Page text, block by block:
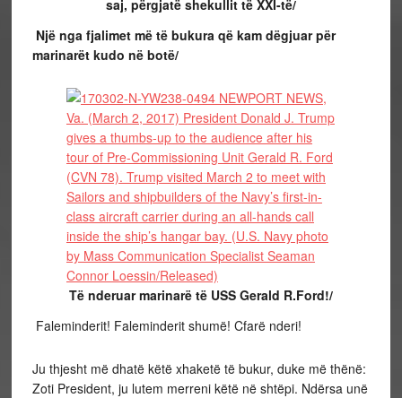
saj, përgjatë shekullit të XXI-të/
Një nga fjalimet më të bukura që kam dëgjuar për
marinarët kudo në botë/
Të nderuar marinarë të USS Gerald R.Ford!/
Faleminderit! Faleminderit shumë! Cfarë nderi!
Ju thjesht më dhatë këtë xhaketë të bukur, duke më thënë:
Zoti President, ju lutem merreni këtë në shtëpi. Ndërsa unë